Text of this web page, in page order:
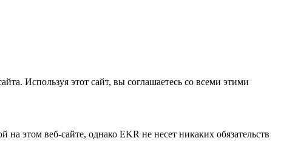
Используя этот сайт, вы соглашаетесь со всеми этими
этом веб-сайте, однако EKR не несет никаких обязательств